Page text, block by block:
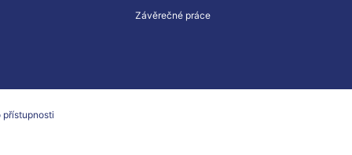
Závěrečné práce
přístupnosti